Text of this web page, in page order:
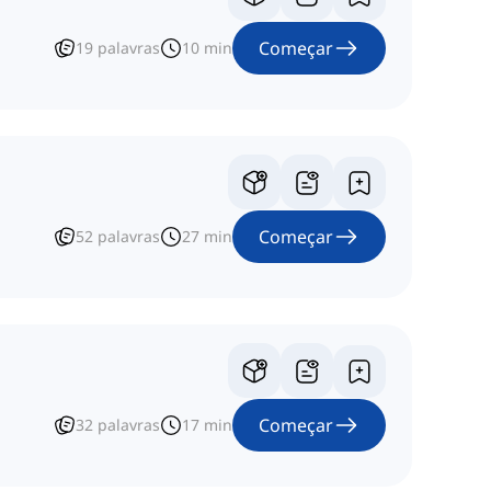
19 palavras 10 min Começar
52 palavras 27 min Começar
32 palavras 17 min Começar